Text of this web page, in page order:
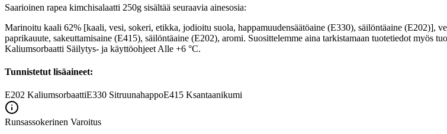
Saarioinen rapea kimchisalaatti 250g sisältää seuraavia ainesosia:
Marinoitu kaali 62% [kaali, vesi, sokeri, etikka, jodioitu suola, happamuudensäätöaine (E330), säilöntäaine
paprikauute, sakeuttamisaine (E415), säilöntäaine (E202), aromi. Suosittelemme aina tarkistamaan tuotetiedot myös
Kaliumsorbaatti Säilytys- ja käyttöohjeet Alle +6 °C.
Tunnistetut lisäaineet:
E202 KaliumsorbaattiE330 SitruunahappoE415 Ksantaanikumi
Runsassokerinen Varoitus